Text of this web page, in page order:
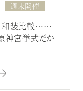
週末開催
和装比較……
神宮挙式だか